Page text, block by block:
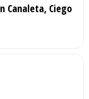
Canaleta, Ciego